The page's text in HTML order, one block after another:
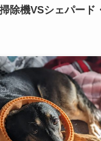
除機VSシェパード